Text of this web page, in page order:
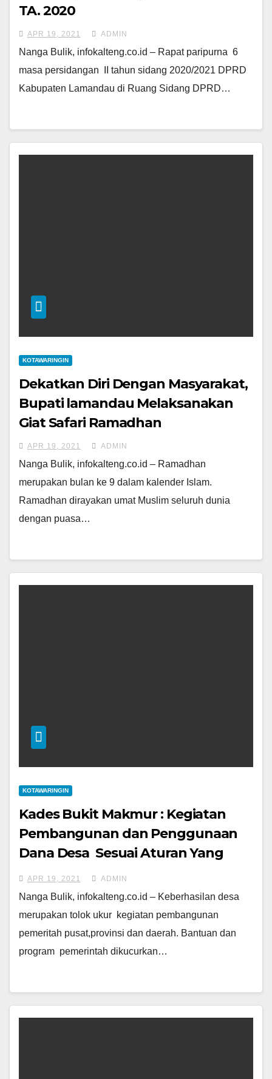
TA. 2020
APR 19, 2021 ADMIN
Nanga Bulik, infokalteng.co.id – Rapat paripurna 6
masa persidangan II tahun sidang 2020/2021 DPRD
Kabupaten Lamandau di Ruang Sidang DPRD…
KOTAWARINGIN
Dekatkan Diri Dengan Masyarakat,
Bupati lamandau Melaksanakan
Giat Safari Ramadhan
APR 19, 2021 ADMIN
Nanga Bulik, infokalteng.co.id – Ramadhan
merupakan bulan ke 9 dalam kalender Islam.
Ramadhan dirayakan umat Muslim seluruh dunia
dengan puasa…
KOTAWARINGIN
Kades Bukit Makmur : Kegiatan
Pembangunan dan Penggunaan
Dana Desa Sesuai Aturan Yang
Ditetapkan Pemerintah
APR 19, 2021 ADMIN
Nanga Bulik, infokalteng.co.id – Keberhasilan desa
merupakan tolok ukur kegiatan pembangunan
pemeritah pusat,provinsi dan daerah. Bantuan dan
program pemerintah dikucurkan…